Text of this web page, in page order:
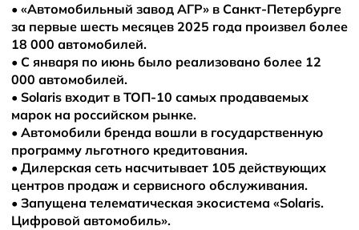
• «Автомобильный завод АГР» в Санкт-Петербурге
за первые шесть месяцев 2025 года произвел более
18 000 автомобилей.
• С января по июнь было реализовано более 12
000 автомобилей.
• Solaris входит в ТОП-10 самых продаваемых
марок на российском рынке.
• Автомобили бренда вошли в государственную
программу льготного кредитования.
• Дилерская сеть насчитывает 105 действующих
центров продаж и сервисного обслуживания.
• Запущена телематическая экосистема «Solaris.
Цифровой автомобиль».